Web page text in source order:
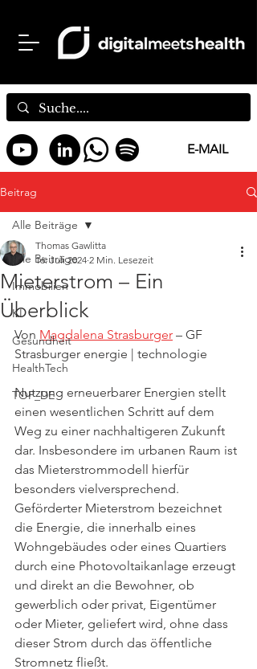
E-MAIL
Beitrag
Alle Beiträge
Immobilien
KI
Gesundheit
HealthTech
TOP_DE
Alle Beiträge
Mieterstrom – Ein
Überblick
Thomas Gawlitta
16. Juli 2024 2 Min. Lesezeit
Von Magdalena Strasburger – GF
Strasburger energie | technologie
Nutzung erneuerbarer Energien stellt
einen wesentlichen Schritt auf dem
Weg zu einer nachhaltigeren Zukunft
dar. Insbesondere im urbanen Raum ist
das Mieterstrommodell hierfür
besonders vielversprechend.
Geförderter Mieterstrom bezeichnet
die Energie, die innerhalb eines
Wohngebäudes oder eines Quartiers
durch eine Photovoltaikanlage erzeugt
und direkt an die Bewohner, ob
gewerblich oder privat, Eigentümer
oder Mieter, geliefert wird, ohne dass
dieser Strom durch das öffentliche
Stromnetz fließt.